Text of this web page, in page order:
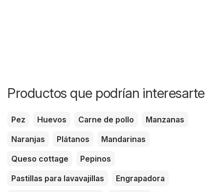
Productos que podrían interesarte
Pez Huevos Carne de pollo
Manzanas
Naranjas
Plátanos
Mandarinas
Queso cottage
Pepinos
Pastillas para lavavajillas
Engrapadora